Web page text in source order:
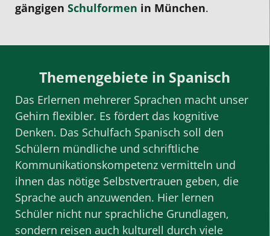
gängigen Schulformen in München.
Themengebiete in Spanisch
Das Erlernen mehrerer Sprachen macht unser
Gehirn flexibler. Es fördert das kognitive
Denken. Das Schulfach Spanisch soll den
Schülern mündliche und schriftliche
Kommunikationskompetenz vermitteln und
ihnen das nötige Selbstvertrauen geben, die
Sprache auch anzuwenden. Hier lernen
Schüler nicht nur sprachliche Grundlagen,
sondern reisen auch kulturell durch viele